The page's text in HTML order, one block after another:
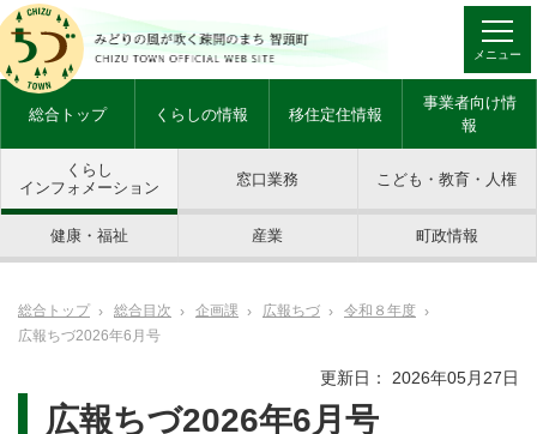
メニュー
総合トップ くらしの情報 移住定住情報
事業者向け情
報
くらし
インフォメーション
窓口業務 こども・教育・人権
健康・福祉 産業 町政情報
総合トップ 総合目次 企画課 広報ちづ
令和８年度
広報ちづ2026年6月号
更新日： 2026年05月27日
広報ちづ2026年6月号